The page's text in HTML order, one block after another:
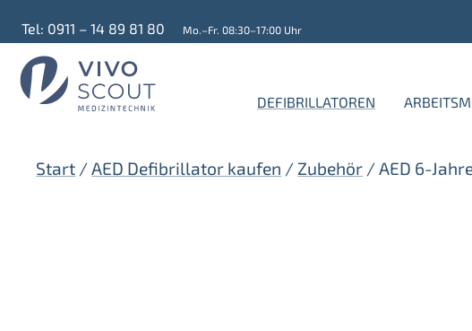
Inhalt
springen
Tel: 0911 – 14 89 81 80 Mo.–Fr. 08:30–17:00 Uhr
DEFIBRILLATOREN
Start /AED Defibrillator kaufen / Zubehör / AED 6-